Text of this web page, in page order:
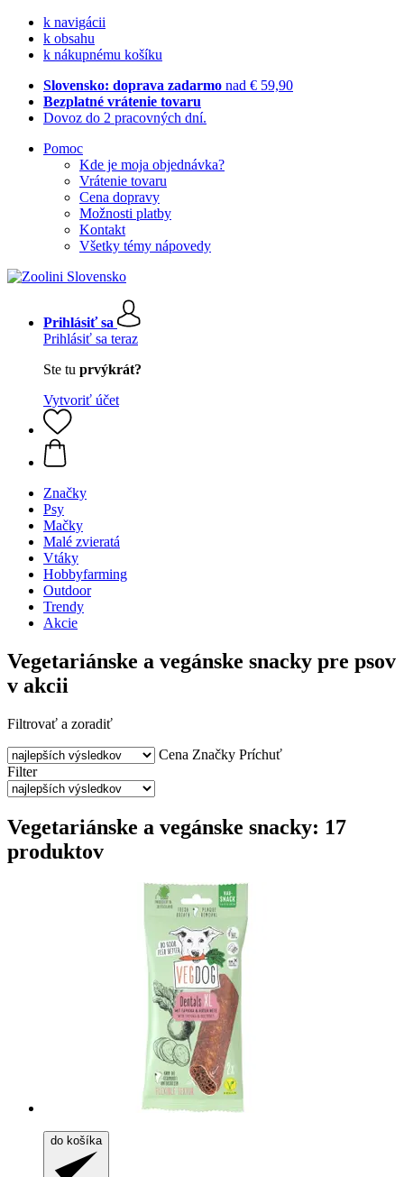
k navigácii
k obsahu
k nákupnému košíku
Slovensko: doprava zadarmo nad € 59,90
Bezplatné vrátenie tovaru
Dovoz do 2 pracovných dní.
Pomoc
Kde je moja objednávka?
Vrátenie tovaru
Cena dopravy
Možnosti platby
Kontakt
Všetky témy nápovedy
Prihlásiť sa
Prihlásiť sa teraz
Ste tu prvýkrát?
Vytvoriť účet
Značky
Psy
Mačky
Malé zvieratá
Vtáky
Hobbyfarming
Outdoor
Trendy
Akcie
Vegetariánske a vegánske snacky pre psov
v akcii
Filtrovať a zoradiť
Cena Značky Príchuť
Filter
Vegetariánske a vegánske snacky: 17
produktov
do košíka